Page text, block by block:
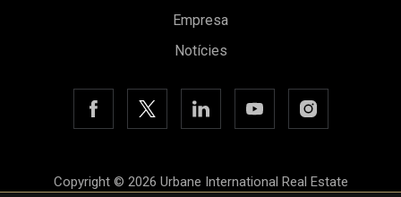
Empresa
Notícies
Copyright © 2026 Urbane International Real Estate